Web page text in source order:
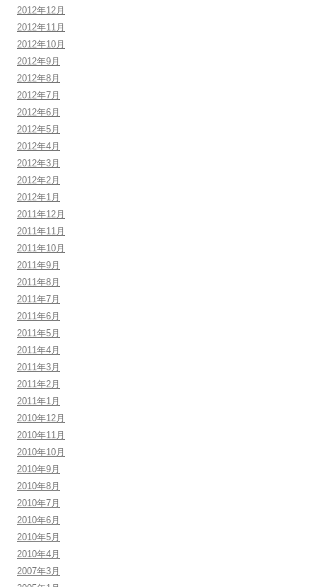
2012年12月
2012年11月
2012年10月
2012年9月
2012年8月
2012年7月
2012年6月
2012年5月
2012年4月
2012年3月
2012年2月
2012年1月
2011年12月
2011年11月
2011年10月
2011年9月
2011年8月
2011年7月
2011年6月
2011年5月
2011年4月
2011年3月
2011年2月
2011年1月
2010年12月
2010年11月
2010年10月
2010年9月
2010年8月
2010年7月
2010年6月
2010年5月
2010年4月
2007年3月